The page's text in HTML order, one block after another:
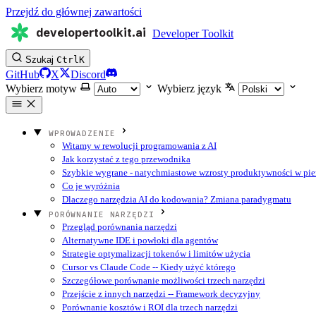
Przejdź do głównej zawartości
developertoolkit.ai Developer Toolkit
Szukaj CtrlK
GitHub X
Discord
Wybierz motyw
Wybierz język
WPROWADZENIE
Witamy w rewolucji programowania z AI
Jak korzystać z tego przewodnika
Szybkie wygrane - natychmiastowe wzrosty produktywności w
Co je wyróżnia
Dlaczego narzędzia AI do kodowania? Zmiana paradygmatu
PORÓWNANIE NARZĘDZI
Przegląd porównania narzędzi
Alternatywne IDE i powłoki dla agentów
Strategie optymalizacji tokenów i limitów użycia
Cursor vs Claude Code -- Kiedy użyć którego
Szczegółowe porównanie możliwości trzech narzędzi
Przejście z innych narzędzi -- Framework decyzyjny
Porównanie kosztów i ROI dla trzech narzędzi